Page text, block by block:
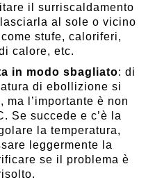
il surriscaldamento
al sole o vicino
stufe, caloriferi,
calore, etc.
in modo sbagliato: di
di ebollizione si
ma l’importante è non
Se succede e c’è la
la temperatura,
leggermente la
se il problema è